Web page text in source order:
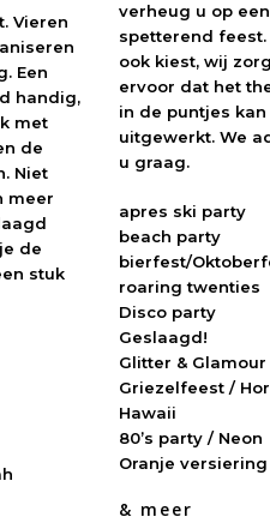
Vieren
Een
handig,
met
de
Niet
meer
de
stuk
verheug u op een
spetterend feest.
ook kiest, wij
ervoor dat het
in de puntjes
uitgewerkt. We
u graag.
apres ski party
beach party
bierfest/
roaring twenties
Disco party
Geslaagd!
Glitter & Glamour
Griezelfeest /
Hawaii
80’s party / Neon
Oranje versiering
& meer